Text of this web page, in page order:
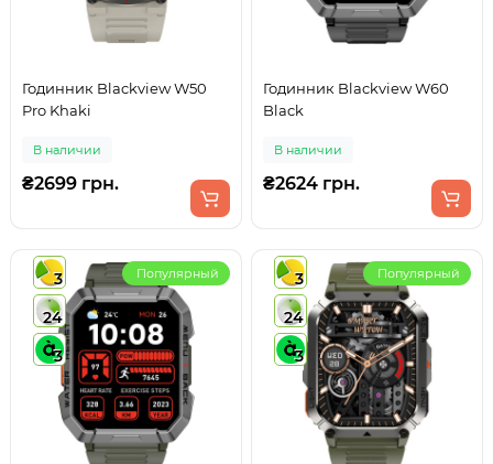
Годинник Blackview W50
Pro Khaki
В наличии
₴2699 грн.
Годинник Blackview W60
Black
В наличии
₴2624 грн.
3
24
3
Популярный
3
24
3
Популярный